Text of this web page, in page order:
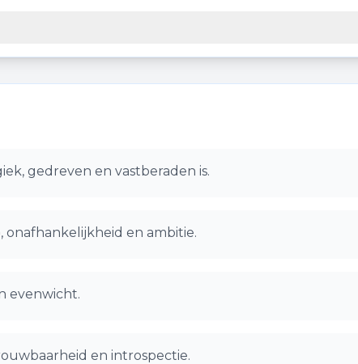
gedreven en vastberaden is.
onafhankelijkheid en ambitie.
evenwicht.
en introspectie.